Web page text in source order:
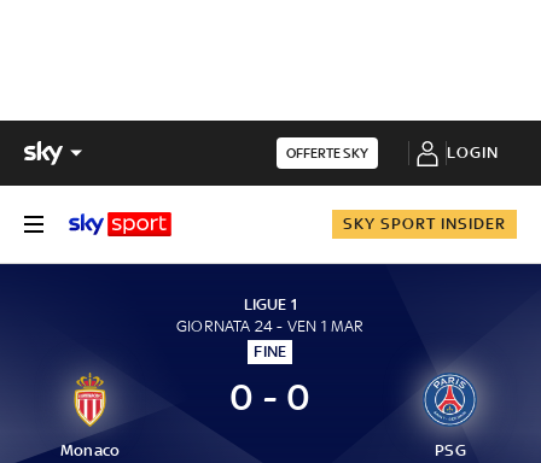
OFFERTE SKY LOGIN
SKY SPORT INSIDER
LIGUE 1
GIORNATA 24 - VEN 1 MAR
FINE
Monaco
0 - 0
PSG